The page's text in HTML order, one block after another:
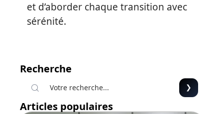
et d’aborder chaque transition avec
sérénité.
Recherche
Articles populaires